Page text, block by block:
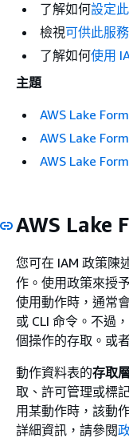
了解如何設定
檢視可供此服
了解如何使用
主題
AWS Lake
AWS Lake
AWS Lake
AWS Lake
您可在 IAM 政策陳
作。使用政策來授
使用動作時，通常
或 CLI 命令。不過
個操作的存取。或
動作資料表的存取
取、許可管理或標
用某動作時，該動
詳細資訊，請參閱